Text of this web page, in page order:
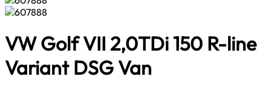
VW Golf VII 2,0TDi 150 R-line
Variant DSG Van